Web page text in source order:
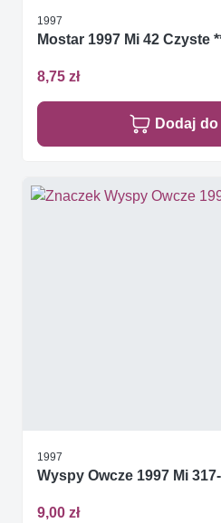
1997
Mostar 1997 Mi 42 Czyste
8,75 zł
Dodaj
1997
Wyspy Owcze 1997 Mi
9,00 zł